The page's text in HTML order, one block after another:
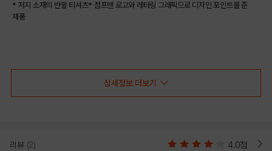
* 저지 소재의 반팔 티셔츠* 점프맨 로고와 레터링 그래픽으로 디자인 포인트를 준
제품
상세정보 더보기
리뷰 (2) 4.0점